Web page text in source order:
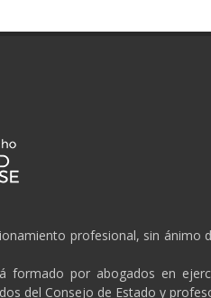
profesional, sin
formado por abogados en
del Consejo de Estado y